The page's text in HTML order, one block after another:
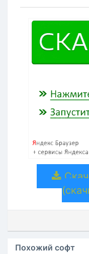
Похожий софт